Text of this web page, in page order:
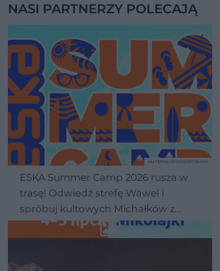
NASI PARTNERZY POLECAJĄ
ESKA Summer Camp 2026 rusza w
trasę! Odwiedź strefę Wawel i
spróbuj kultowych Michałków z
Wawelu
MATERIAŁ SPONSOROWANY